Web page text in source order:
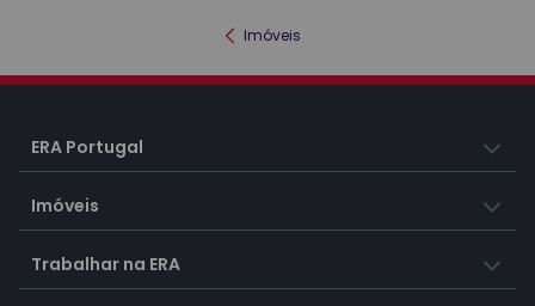
Imóveis
ERA Portugal
Imóveis
Trabalhar na ERA